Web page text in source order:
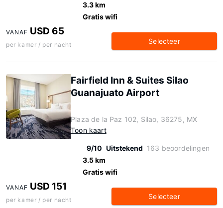
3.3 km
Gratis wifi
VANAF USD 65
per kamer / per nacht Selecteer
Fairfield Inn & Suites Silao
Guanajuato Airport
Plaza de la Paz 102, Silao, 36275, MX
Toon kaart
9/10 Uitstekend 163 beoordelingen
3.5 km
Gratis wifi
VANAF USD 151
per kamer / per nacht Selecteer